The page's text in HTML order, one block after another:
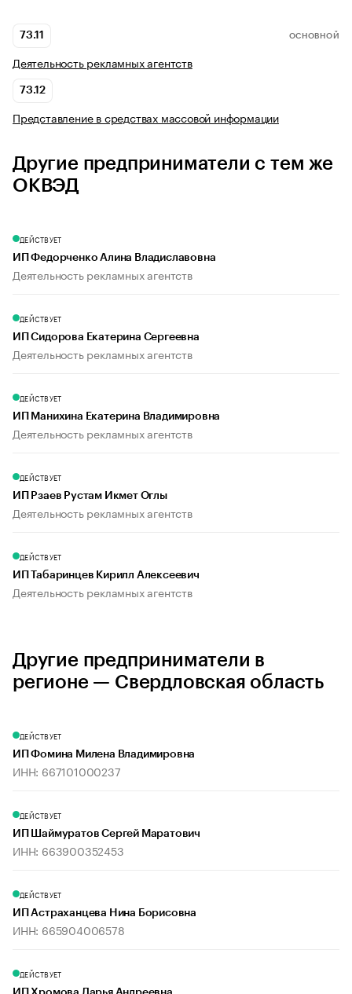
73.11 ОСНОВНОЙ
Деятельность рекламных агентств
73.12
Представление в средствах массовой информации
Другие предприниматели с тем же
ОКВЭД
ДЕЙСТВУЕТ
ИП Федорченко Алина Владиславовна
Деятельность рекламных агентств
ДЕЙСТВУЕТ
ИП Сидорова Екатерина Сергеевна
Деятельность рекламных агентств
ДЕЙСТВУЕТ
ИП Манихина Екатерина Владимировна
Деятельность рекламных агентств
ДЕЙСТВУЕТ
ИП Рзаев Рустам Икмет Оглы
Деятельность рекламных агентств
ДЕЙСТВУЕТ
ИП Табаринцев Кирилл Алексеевич
Деятельность рекламных агентств
Другие предприниматели в
регионе — Свердловская область
ДЕЙСТВУЕТ
ИП Фомина Милена Владимировна
ИНН: 667101000237
ДЕЙСТВУЕТ
ИП Шаймуратов Сергей Маратович
ИНН: 663900352453
ДЕЙСТВУЕТ
ИП Астраханцева Нина Борисовна
ИНН: 665904006578
ДЕЙСТВУЕТ